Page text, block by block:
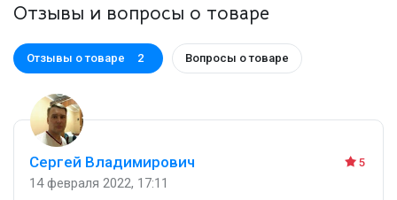
Отзывы и вопросы о товаре
Отзывы о товаре 2 Вопросы о товаре
5
Сергей Владимирович
14 февраля 2022, 17:11